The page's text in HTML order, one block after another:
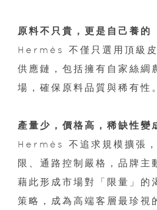
原料不只貴，更是自己養的
Hermès 不僅只選用頂級
供應鏈，包括擁有自家絲綢
場，確保原料品質與稀有性。
產量少，價格高，稀缺性變
Hermès 不追求規模擴張
限、通路控制嚴格，品牌主
藉此形成市場對「限量」的
策略，成為高端客層最珍視